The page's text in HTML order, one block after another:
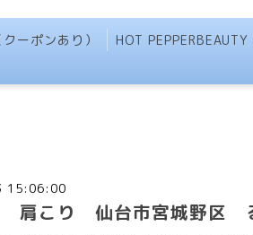
ーポンあり） HOT PEPPERBEAUTY
15:06:00
肩こり 仙台市宮城野区